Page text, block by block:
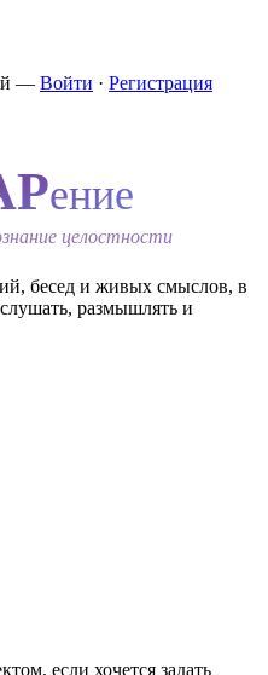
— Войти · Регистрация
ение
целостности
бесед и живых смыслов, в
размышлять и
если хочется задать